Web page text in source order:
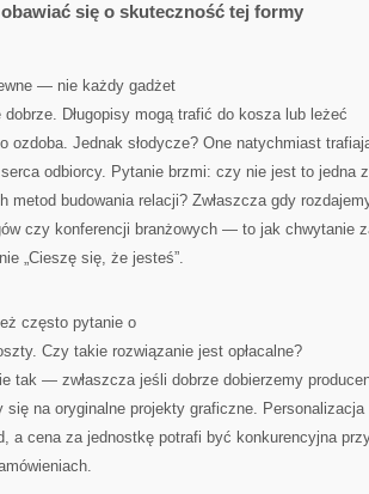
się o skuteczność tej formy
— nie każdy gadżet
dobrze. Długopisy mogą trafić do kosza lub leżeć
ozdoba. Jednak słodycze? One natychmiast
odbiorcy. Pytanie brzmi: czy nie jest to jedna z
metod budowania relacji? Zwłaszcza gdy
czy konferencji branżowych — to jak chwytanie
„Cieszę się, że jesteś”.
często pytanie o
Czy takie rozwiązanie jest opłacalne?
tak — zwłaszcza jeśli dobrze dobierzemy
się na oryginalne projekty graficzne. Personalizacja
a cena za jednostkę potrafi być konkurencyjna